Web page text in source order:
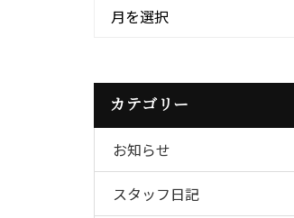
月を選択
カテゴリー
お知らせ
スタッフ日記